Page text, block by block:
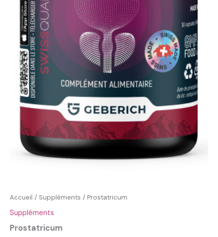
Accueil / Suppléments / Prostatricum
Suppléments
Prostatricum